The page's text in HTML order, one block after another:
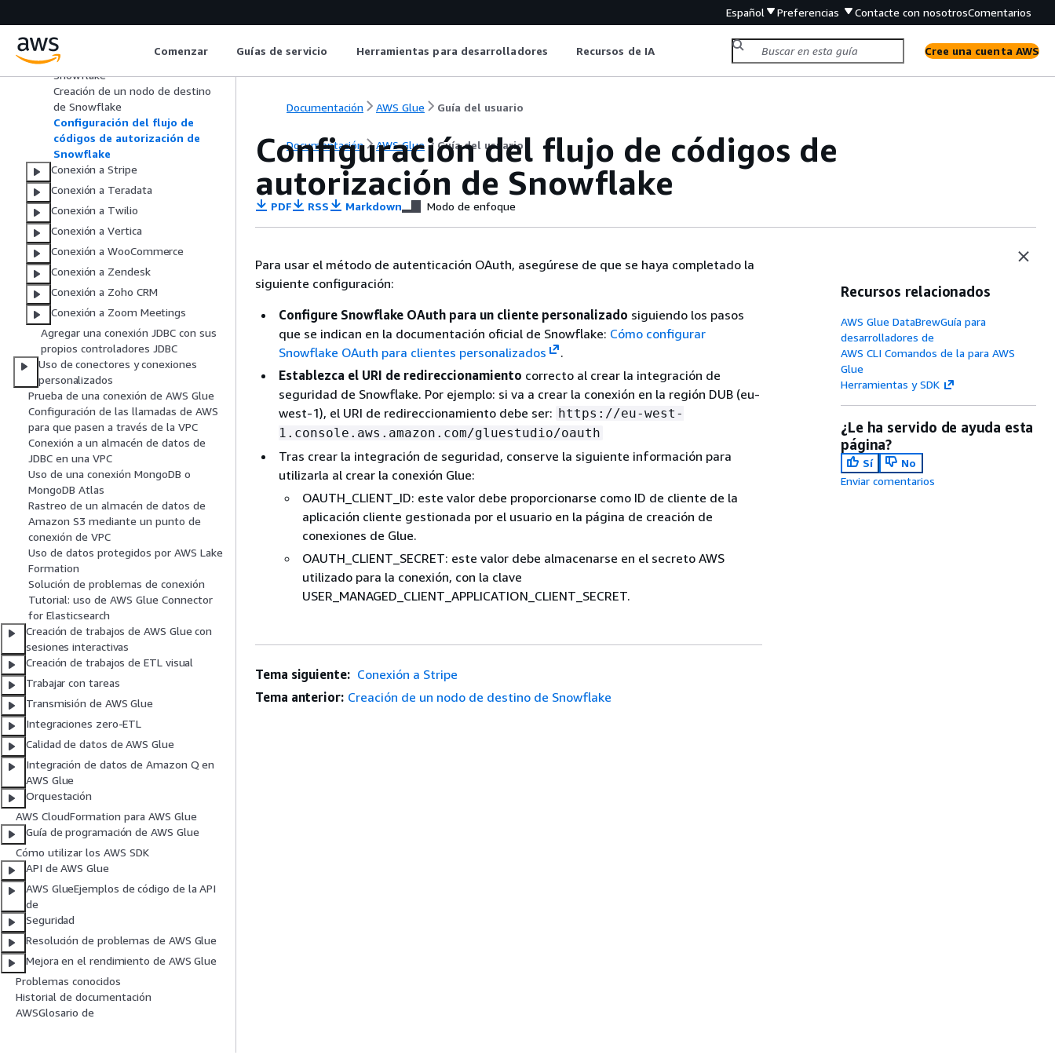
Español Preferencias Contacte con nosotrosComentarios
Comenzar Guías de servicio Herramientas para desarrolladores Recursos de IA Cree una cuenta AWS
Crear una conexión con
Snowflake
Creación de un nodo de origen de
Snowflake
Creación de un nodo de destino
de Snowflake
Configuración del flujo de
códigos de autorización de
Snowflake
Conexión a Stripe
Conexión a Teradata
Conexión a Twilio
Conexión a Vertica
Conexión a WooCommerce
Conexión a Zendesk
Conexión a Zoho CRM
Conexión a Zoom Meetings
Agregar una conexión JDBC con sus
propios controladores JDBC
Uso de conectores y conexiones
personalizados
Prueba de una conexión de AWS Glue
Configuración de las llamadas de AWS
para que pasen a través de la VPC
Conexión a un almacén de datos de
JDBC en una VPC
Uso de una conexión MongoDB o
MongoDB Atlas
Rastreo de un almacén de datos de
Amazon S3 mediante un punto de
conexión de VPC
Uso de datos protegidos por AWS Lake
Formation
Solución de problemas de conexión
Tutorial: uso de AWS Glue Connector
for Elasticsearch
Creación de trabajos de AWS Glue con
sesiones interactivas
Creación de trabajos de ETL visual
Trabajar con tareas
Transmisión de AWS Glue
Integraciones zero-ETL
Calidad de datos de AWS Glue
Integración de datos de Amazon Q en
AWS Glue
Orquestación
AWS CloudFormation para AWS Glue
Guía de programación de AWS Glue
Cómo utilizar los AWS SDK
API de AWS Glue
AWS GlueEjemplos de código de la API
de
Seguridad
Resolución de problemas de AWS Glue
Mejora en el rendimiento de AWS Glue
Problemas conocidos
Historial de documentación
AWSGlosario de
Documentación AWS Glue Guía del usuario
Documentación AWS Glue Guía del usuario
Configuración del flujo de códigos de
autorización de Snowflake
PDF RSS Markdown Modo de enfoque
Para usar el método de autenticación OAuth, asegúrese de que se haya completado la
siguiente configuración:
Configure Snowflake OAuth para un cliente personalizado siguiendo los pasos
que se indican en la documentación oficial de Snowflake: Cómo configurar
Snowflake OAuth para clientes personalizados
.
Establezca el URI de redireccionamiento correcto al crear la integración de
seguridad de Snowflake. Por ejemplo: si va a crear la conexión en la región DUB (eu-
west-1), el URI de redireccionamiento debe ser: https://eu-west-
1.console.aws.amazon.com/gluestudio/oauth
Tras crear la integración de seguridad, conserve la siguiente información para
utilizarla al crear la conexión Glue:
OAUTH_CLIENT_ID: este valor debe proporcionarse como ID de cliente de la
aplicación cliente gestionada por el usuario en la página de creación de
conexiones de Glue.
OAUTH_CLIENT_SECRET: este valor debe almacenarse en el secreto AWS
utilizado para la conexión, con la clave
USER_MANAGED_CLIENT_APPLICATION_CLIENT_SECRET.
Recursos relacionados
AWS Glue DataBrewGuía para
desarrolladores de
AWS CLI Comandos de la para AWS
Glue
Herramientas y SDK
¿Le ha servido de ayuda esta
página?
Sí
No
Enviar comentarios
Tema siguiente: Conexión a Stripe
Tema anterior: Creación de un nodo de destino de Snowflake